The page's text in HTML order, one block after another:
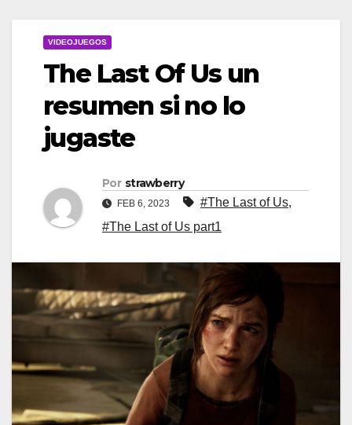
VIDEOJUEGOS
The Last Of Us un
resumen si no lo
jugaste
Por strawberry
FEB 6, 2023 #The Last of Us,
#The Last of Us part1